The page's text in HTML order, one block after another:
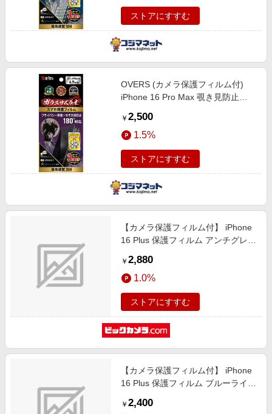
ストアにすすむ
OVERS (カメラ保護フィルム付)
iPhone 16 Pro Max 覗き見防止
MIL規格 ガラスザムライ
GZIP1604NH1
￥ 2,500
1.5%
ストアにすすむ
【カメラ保護フィルム付】 iPhone
16 Plus 保護フィルム アンチグレア
IP1603AG-1
￥ 2,880
1.0%
ストアにすすむ
【カメラ保護フィルム付】 iPhone
16 Plus 保護フィルム ブルーライト
IP1603BC-1
￥ 2,400